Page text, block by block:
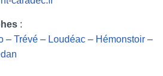
:
– Trévé – Loudéac – Hémonstoir –